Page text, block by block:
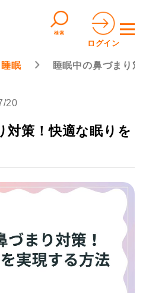
検索
ログイン
睡眠 睡眠中の鼻づまり対
20
対策！快適な眠りを